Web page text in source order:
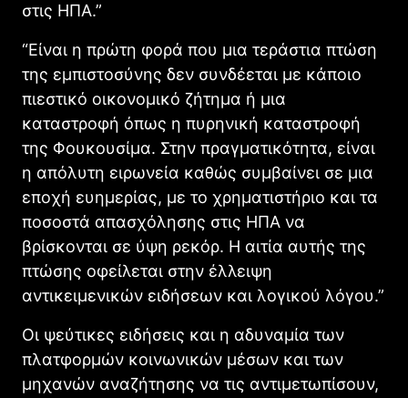
στις ΗΠΑ.”
“Είναι η πρώτη φορά που μια τεράστια πτώση
της εμπιστοσύνης δεν συνδέεται με κάποιο
πιεστικό οικονομικό ζήτημα ή μια
καταστροφή όπως η πυρηνική καταστροφή
της Φουκουσίμα. Στην πραγματικότητα, είναι
η απόλυτη ειρωνεία καθώς συμβαίνει σε μια
εποχή ευημερίας, με το χρηματιστήριο και τα
ποσοστά απασχόλησης στις ΗΠΑ να
βρίσκονται σε ύψη ρεκόρ. Η αιτία αυτής της
πτώσης οφείλεται στην έλλειψη
αντικειμενικών ειδήσεων και λογικού λόγου.”
Οι ψεύτικες ειδήσεις και η αδυναμία των
πλατφορμών κοινωνικών μέσων και των
μηχανών αναζήτησης να τις αντιμετωπίσουν,